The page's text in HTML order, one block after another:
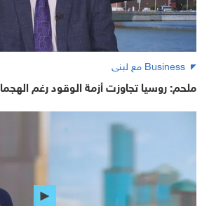
Business مع لبنى
ملحم: روسيا تجاوزت أزمة الوقود رغم